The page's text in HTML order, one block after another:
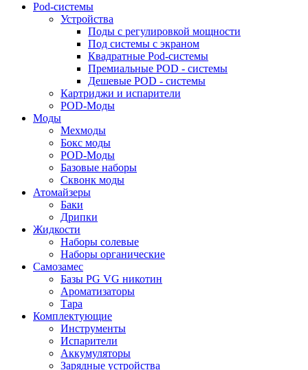
Pod-системы
Устройства
Поды с регулировкой мощности
Под системы с экраном
Квадратные Pod-системы
Премиальные POD - системы
Дешевые POD - системы
Картриджи и испарители
POD-Моды
Моды
Мехмоды
Бокс моды
POD-Моды
Базовые наборы
Сквонк моды
Атомайзеры
Баки
Дрипки
Жидкости
Наборы солевые
Наборы органические
Самозамес
Базы PG VG никотин
Ароматизаторы
Тара
Комплектующие
Инструменты
Испарители
Аккумуляторы
Зарядные устройства